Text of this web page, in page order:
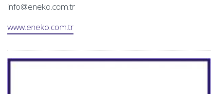
info@eneko.com.tr
www.eneko.com.tr